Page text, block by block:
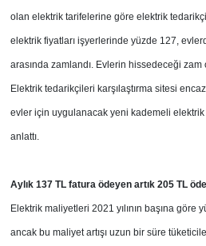
olan elektrik tarifelerine göre elektrik
elektrik fiyatları işyerlerinde yüzde 127,
arasında zamlandı. Evlerin hissedeceği
Elektrik tedarikçileri karşılaştırma sitesi
evler için uygulanacak yeni kademeli elektrik
anlattı.
Aylık 137 TL fatura ödeyen artık 205 TL
Elektrik maliyetleri 2021 yılının başına göre
ancak bu maliyet artışı uzun bir süre